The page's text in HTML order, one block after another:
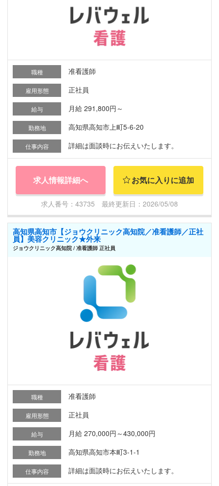
職種 准看護師
雇用形態 正社員
給与 月給 291,800円～
勤務地 高知県高知市上町5-6-20
仕事内容 詳細は面談時にお伝えいたします。
求人情報詳細へ お気に入りに追加
求人番号：43735 最終更新日：2026/05/08
高知県高知市【ジョウクリニック高知院／准看護師／正社
員】美容クリニック★外来
ジョウクリニック高知院 / 准看護師 正社員
職種 准看護師
雇用形態 正社員
給与 月給 270,000円～430,000円
勤務地 高知県高知市本町3-1-1
仕事内容 詳細は面談時にお伝えいたします。